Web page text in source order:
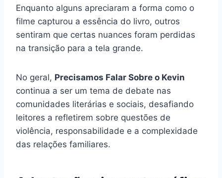
Enquanto alguns apreciaram a forma como o
filme capturou a essência do livro, outros
sentiram que certas nuances foram perdidas
na transição para a tela grande.
No geral, Precisamos Falar Sobre o Kevin
continua a ser um tema de debate nas
comunidades literárias e sociais, desafiando
leitores a refletirem sobre questões de
violência, responsabilidade e a complexidade
das relações familiares.